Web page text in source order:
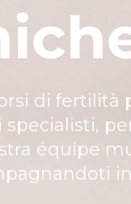
di
specialisti,
équipe